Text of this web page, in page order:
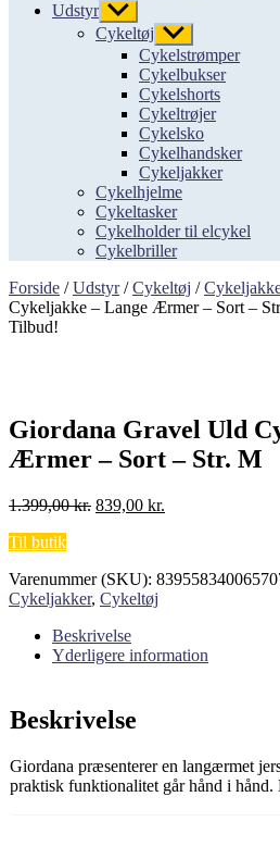
Udstyr Vis
undermenu
Cykeltøj Vis
undermenu
Cykelstrømper
Cykelbukser
Cykelshorts
Cykeltrøjer
Cykelsko
Cykelhandsker
Cykeljakker
Cykelhjelme
Cykeltasker
Cykelholder til elcykel
Cykelbriller
Forside /Udstyr/Cykeltøj /
Cykeljakke – Lange Ærmer – Sort –
Tilbud!
Giordana Gravel Uld
Ærmer – Sort – Str. M
1.399,00kr. Den
1.399,00 kr..
839,00 kr.
839,00 kr..
Til butik
Varenummer (SKU):
Cykeljakker, Cykeltøj
Beskrivelse
Yderligere information
Beskrivelse
Giordana præsenterer en langærmet
praktisk funktionalitet går hånd i